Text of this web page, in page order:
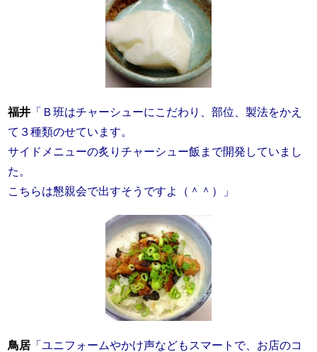
福井 「Ｂ班はチャーシューにこだわり、部位、製法をかえ
て３種類のせています。
サイドメニューの炙りチャーシュー飯まで開発していまし
た。
こちらは懇親会で出すそうですよ（＾＾）」
鳥居 「ユニフォームやかけ声などもスマートで、お店のコ